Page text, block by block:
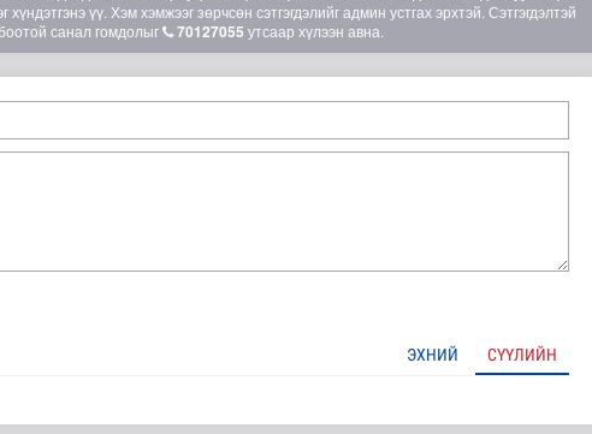
үү. Хэм хэмжээг зөрчсөн сэтгэгдэлийг админ устгах эрхтэй. Сэтгэгдэлтэй
санал гомдолыг
70127055 утсаар хүлээн авна.
ЭХНИЙ СҮҮЛИЙН